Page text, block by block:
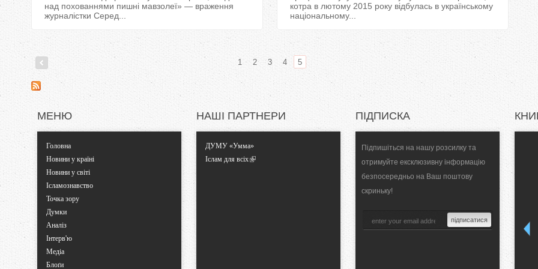
над похованнями пишні мавзолеї» — враження
журналістки Серед...
котра в лютому 2015 року відбулась в українському
національному...
С
о
р
1 2 3 4 5
МЕНЮ
Головна
Новини у країні
Новини у світі
Ісламознавство
Точка зору
Думки
Аналіз
Інтерв'ю
Медіа
Блоґи
НАШІ ПАРТНЕРИ
ДУМУ «Умма»
Іслам для всіх
ПІДПИСКА
Підпишіться на нашу розсилку та
отримуйте ексклюзивну інформацію
безпосередньо на Ваш поштову
скриньку!